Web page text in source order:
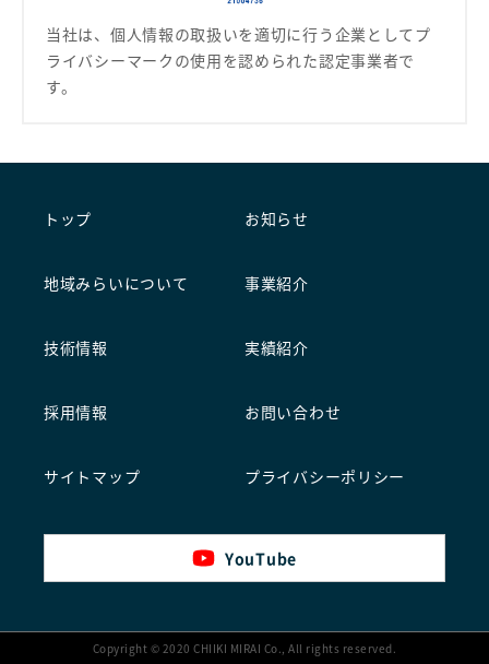
当社は、個人情報の取扱いを適切に行う企業として プ
ライバシーマークの使用を認められた認定事業者で
す。
トップ お知らせ
地域みらいについて 事業紹介
技術情報 実績紹介
採用情報 お問い合わせ
サイトマップ プライバシーポリシー
YouTube
Copyright © 2020 CHIIKI MIRAI Co., All rights reserved.